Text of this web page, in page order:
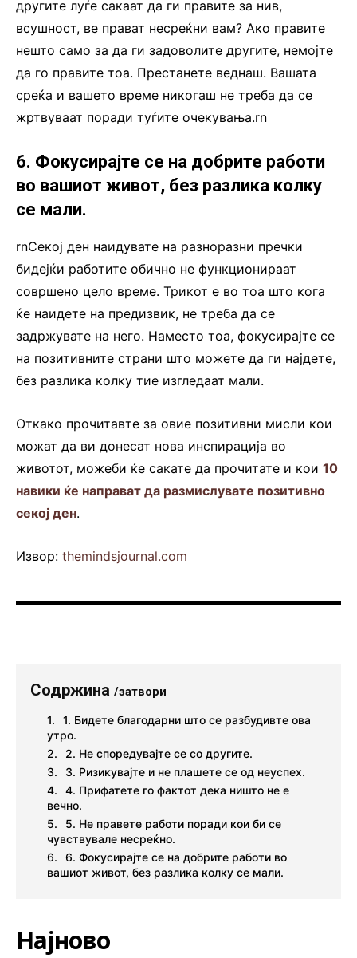
другите луѓе сакаат да ги правите за нив,
всушност, ве прават несреќни вам? Ако правите
нешто само за да ги задоволите другите, немојте
да го правите тоа. Престанете веднаш. Вашата
среќа и вашето време никогаш не треба да се
жртвуваат поради туѓите очекувања.rn
6. Фокусирајте се на добрите работи
во вашиот живот, без разлика колку
се мали.
rnСекој ден наидувате на разноразни пречки
бидејќи работите обично не функционираат
совршено цело време. Трикот е во тоа што кога
ќе наидете на предизвик, не треба да се
задржувате на него. Наместо тоа, фокусирајте се
на позитивните страни што можете да ги најдете,
без разлика колку тие изгледаат мали.
Откако прочитавте за овие позитивни мисли кои
можат да ви донесат нова инспирација во
животот, можеби ќе сакате да прочитате и кои 10
навики ќе направат да размислувате позитивно
секој ден.
Извор: themindsjournal.com
Содржина /затвори
1. Бидете благодарни што се разбудивте ова
утро.
2. Не споредувајте се со другите.
3. Ризикувајте и не плашете се од неуспех.
4. Прифатете го фактот дека ништо не е
вечно.
5. Не правете работи поради кои би се
чувствувале несреќно.
6. Фокусирајте се на добрите работи во
вашиот живот, без разлика колку се мали.
Најново